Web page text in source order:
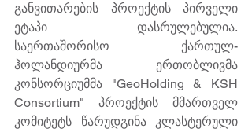
განვითარების პროექტის პირველი
ეტაპი დასრულებულია.
საერთაშორისო ქართულ-
ჰოლანდიურმა ერთობლივმა
კონსორციუმმა "GeoHolding & KSH
Consortium" პროექტის მმართველ
კომიტეტს წარუდგინა კლასტერული